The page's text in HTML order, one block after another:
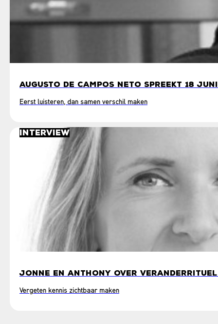
AUGUSTO DE CAMPOS NETO SPREEKT 18
Eerst luisteren, dan samen verschil maken
Interview
JONNE EN ANTHONY OVER
Vergeten kennis zichtbaar maken